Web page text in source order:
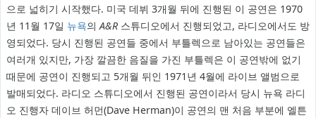
으로 넓히기 시작했다. 미국 데뷔 3개월 뒤에 진행된 이 공연은 1970
년 11월 17일 뉴욕의A&R스튜디오에서 진행되었고, 라디오에서도 방
영되었다. 당시 진행된 공연들 중에서 부틀렉으로 남아있는 공연들은
여러개 있지만, 가장 깔끔한 음질을 가진 부틀렉은 이 공연밖에 없기
때문에 공연이 진행되고 5개월 뒤인 1971년 4월에 라이브 앨범으로
발매되었다. 라디오 스튜디오에서 진행된 공연이라서 당시 뉴욕 라디
오 진행자 데이브 허먼(Dave Herman)이 공연의 맨 처음 부분에 엘튼